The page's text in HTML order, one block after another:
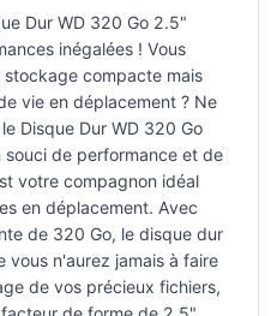
Dur WD 320 Go 2.5"
inégalées ! Vous
compacte mais
vie en déplacement ? Ne
Disque Dur WD 320 Go
souci de performance et de
votre compagnon idéal
en déplacement. Avec
de 320 Go, le disque dur
vous n'aurez jamais à faire
de vos précieux fichiers,